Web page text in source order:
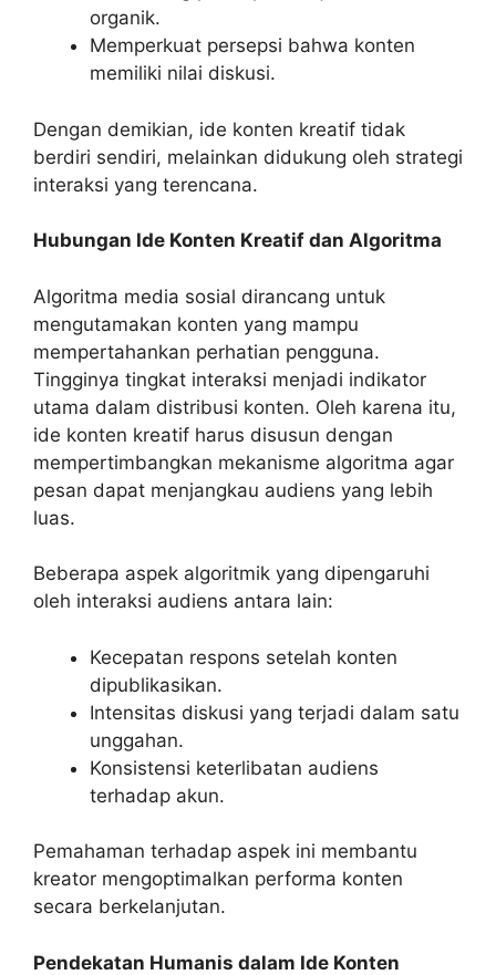
organik.
Memperkuat persepsi bahwa konten
memiliki nilai diskusi.
Dengan demikian, ide konten kreatif tidak
berdiri sendiri, melainkan didukung oleh strategi
interaksi yang terencana.
Hubungan Ide Konten Kreatif dan Algoritma
Algoritma media sosial dirancang untuk
mengutamakan konten yang mampu
mempertahankan perhatian pengguna.
Tingginya tingkat interaksi menjadi indikator
utama dalam distribusi konten. Oleh karena itu,
ide konten kreatif harus disusun dengan
mempertimbangkan mekanisme algoritma agar
pesan dapat menjangkau audiens yang lebih
luas.
Beberapa aspek algoritmik yang dipengaruhi
oleh interaksi audiens antara lain:
Kecepatan respons setelah konten
dipublikasikan.
Intensitas diskusi yang terjadi dalam satu
unggahan.
Konsistensi keterlibatan audiens
terhadap akun.
Pemahaman terhadap aspek ini membantu
kreator mengoptimalkan performa konten
secara berkelanjutan.
Pendekatan Humanis dalam Ide Konten